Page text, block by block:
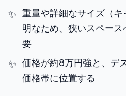
重量や詳細なサイズ（
明なため、狭いスペー
要
価格が約8万円強と、デ
価格帯に位置する